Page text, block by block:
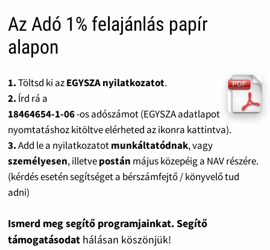
Az Adó 1% felajánlás papír
alapon
1.Töltsd ki azEGYSZA nyilatkozatot.
2. Írd rá a
18464654-1-06-os adószámot (EGYSZA adatlapot
nyomtatáshoz kitöltve elérheted az ikonra kattintva).
3.Add le a nyilatkozatotmunkáltatódnak, vagy
személyesen, illetvepostán május közepéig a NAV részére.
(kérdés esetén segítséget a bérszámfejtő / könyvelő tud
adni)
Ismerd meg segítő programjainkat. Segítő
támogatásodat hálásan köszönjük!